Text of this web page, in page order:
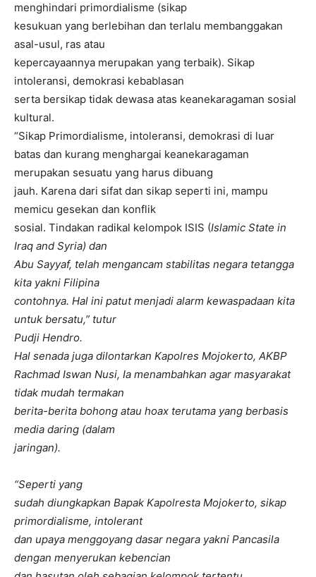
menghindari primordialisme (sikap
kesukuan yang berlebihan dan terlalu membanggakan
asal-usul, ras atau
kepercayaannya merupakan yang terbaik). Sikap
intoleransi, demokrasi kebablasan
serta bersikap tidak dewasa atas keanekaragaman sosial
kultural.
“Sikap Primordialisme, intoleransi, demokrasi di luar
batas dan kurang menghargai keanekaragaman
merupakan sesuatu yang harus dibuang
jauh. Karena dari sifat dan sikap seperti ini, mampu
memicu gesekan dan konflik
sosial. Tindakan radikal kelompok ISIS (Islamic State in
Iraq and Syria) dan
Abu Sayyaf, telah mengancam stabilitas negara tetangga
kita yakni Filipina
contohnya. Hal ini patut menjadi alarm kewaspadaan kita
untuk bersatu,” tutur
Pudji Hendro.
Hal senada juga dilontarkan Kapolres Mojokerto, AKBP
Rachmad Iswan Nusi, Ia menambahkan agar masyarakat
tidak mudah termakan
berita-berita bohong atau hoax terutama yang berbasis
media daring (dalam
jaringan).
“Seperti yang
sudah diungkapkan Bapak Kapolresta Mojokerto, sikap
primordialisme, intolerant
dan upaya menggoyang dasar negara yakni Pancasila
dengan menyerukan kebencian